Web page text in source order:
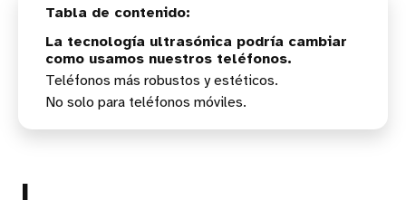
La tecnología ultrasónica podría cambiar
como usamos nuestros teléfonos.
Teléfonos más robustos y estéticos.
No solo para teléfonos móviles.